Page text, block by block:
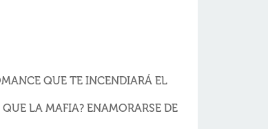
QUE TE INCENDIARÁ EL
LA MAFIA? ENAMORARSE DE